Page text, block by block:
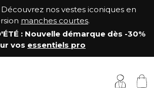
Découvrez nos vestes iconiques en
manches courtes.
: Nouvelle démarque dès -30%
vos essentiels pro